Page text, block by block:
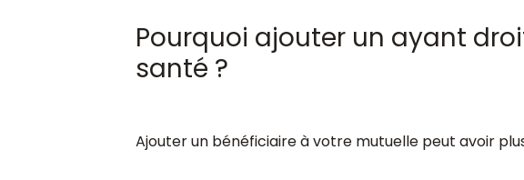
Pourquoi ajouter un ayant
santé ?
Ajouter un bénéficiaire à votre mutuelle peut avoir